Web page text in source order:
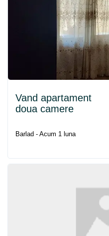
Vand apartament
doua camere
Barlad - Acum 1 luna